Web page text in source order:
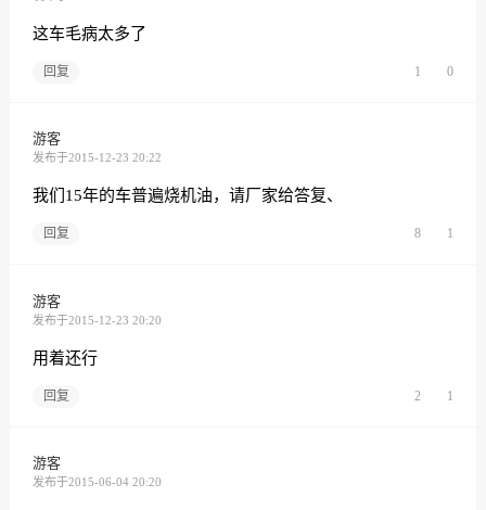
这车毛病太多了
回复 1 0
游客
发布于2015-12-23 20:22
我们15年的车普遍烧机油，请厂家给答复、
回复 8 1
游客
发布于2015-12-23 20:20
用着还行
回复 2 1
游客
发布于2015-06-04 20:20